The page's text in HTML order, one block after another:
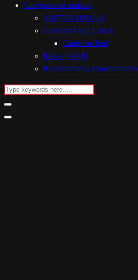
Categorías de noticias
AMITOSAI Oficial
Conectividad y Cables
Cables de Red
Redes y Wi-Fi
Reparaciones y mantenimiento